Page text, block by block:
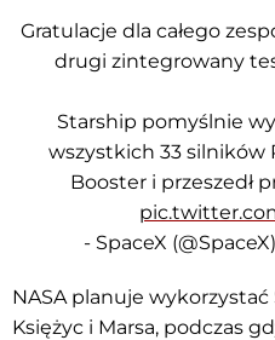
Gratulacje dla całego
drugi zintegrowany
Starship pomyślnie
wszystkich 33 silników
Booster i przeszedł
- SpaceX (@SpaceX)
NASA planuje
Księżyc i Marsa, podczas